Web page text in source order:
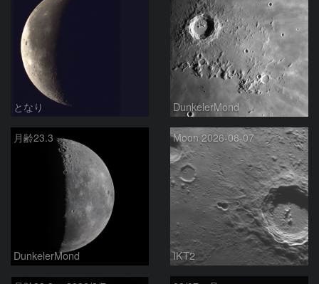
となり DunkelerMond
月齢23.3
DunkelerMond
Moon 2026-08-07
IKT2